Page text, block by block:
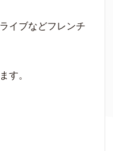
イブなどフレンチ
す。